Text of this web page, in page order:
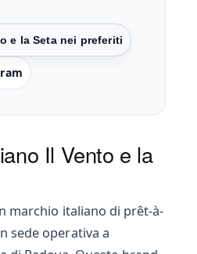
Il Vento e la
marchio italiano di prêt-à-
sede operativa a